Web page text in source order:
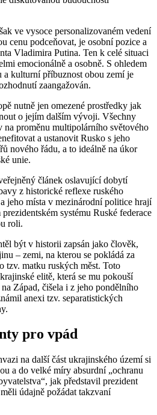
ve vysoce personalizovaném vedení
cenu podceňovat, je osobní pozice a
Vladimira Putina. Ten k celé situaci
emocionálně a osobně. S ohledem
a kulturní příbuznost obou zemí je
zaangažován.
nutně jen omezené prostředky jak
o jejím dalším vývoji. Všechny
proměnu multipolárního světového
a ustanovit Rusko s jeho
nového řádu, a to ideálně na úkor
unie.
článek oslavující dobytí
z historické reflexe ruského
jeho místa v mezinárodní politice hrají
systému Ruské federace
roli.
být v historii zapsán jako člověk,
– zemi, na kterou se pokládá za
tzv. matku ruských měst. Toto
elitě, která se mu pokouší
Západ, čišela i z jeho pondělního
anexi tzv. separatistických
pro vpád
na další část ukrajinského území si
a do velké míry absurdní „ochranu
jak představil prezident
údajně požádat takzvaní